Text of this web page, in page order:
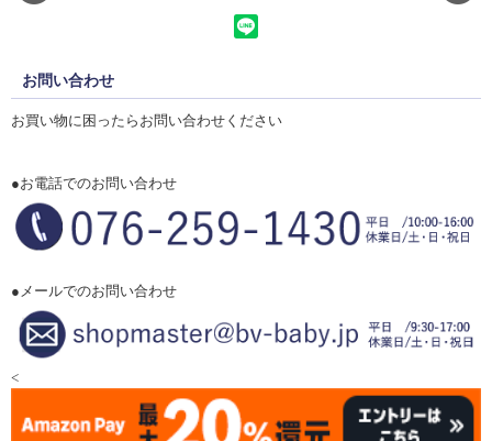
お問い合わせ
お買い物に困ったらお問い合わせください
●お電話でのお問い合わせ
●メールでのお問い合わせ
<